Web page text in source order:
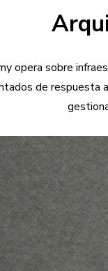
opera sobre
de respuesta